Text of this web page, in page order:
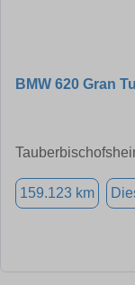
BMW 620 Gran
159.123 km